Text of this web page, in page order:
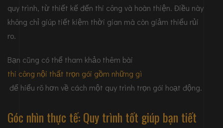
quy trình, từ thiết kế đến thi công và hoàn thiện. Điều này
không chỉ giúp tiết kiệm thời gian mà còn giảm thiểu rủi
ro.
Bạn cũng có thể tham khảo thêm bài
thi công nội thất trọn gói gồm những gì
để hiểu rõ hơn về cách một quy trình trọn gói hoạt động.
Góc nhìn thực tế: Quy trình tốt giúp bạn tiết